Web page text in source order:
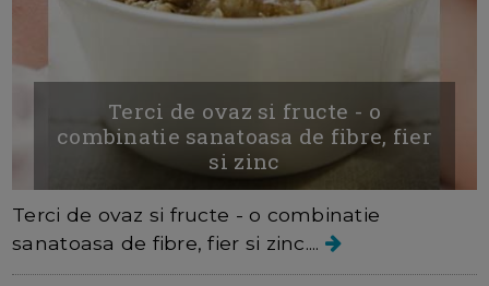
Terci de ovaz si fructe - o
combinatie sanatoasa de fibre, fier
si zinc
Terci de ovaz si fructe - o combinatie
sanatoasa de fibre, fier si zinc....